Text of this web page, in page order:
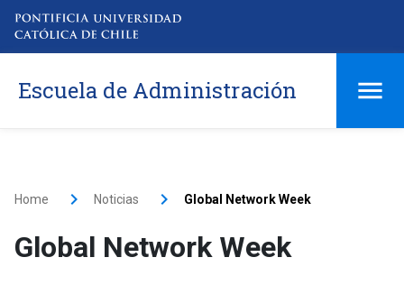
Escuela de Administración
Home Noticias Global Network Week
Global Network Week